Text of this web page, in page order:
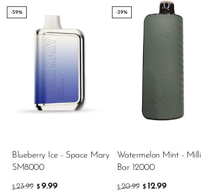
-59%
Blueberry Ice - Space Mary
SM8000
$ 23.99 $ 9.99
-39%
Watermelon Mint - Milli
Bar 12000
$ 20.99 $ 12.99